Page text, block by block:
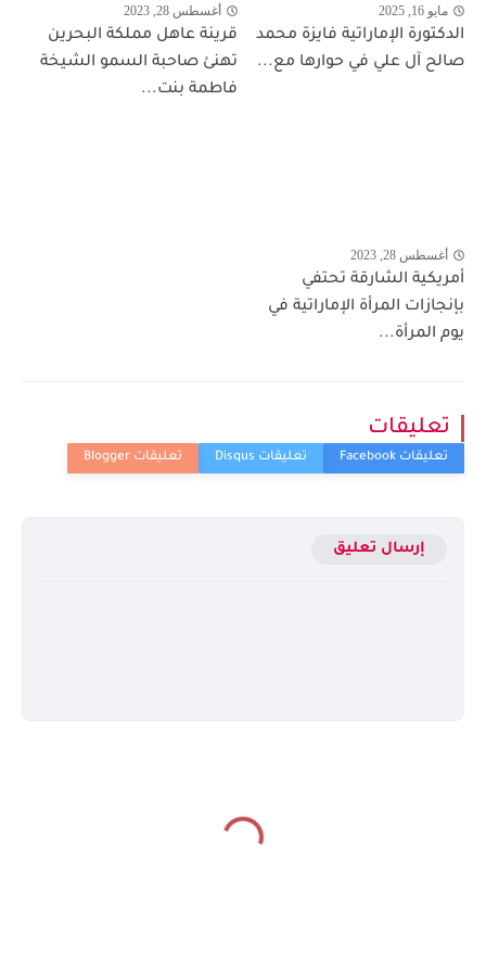
مايو 16, 2025
الدكتورة الإماراتية فايزة محمد
صالح آل علي في حوارها مع...
أغسطس 28, 2023
قرينة عاهل مملكة البحرين
تهنئ صاحبة السمو الشيخة
فاطمة بنت...
أغسطس 28, 2023
أمريكية الشارقة تحتفي
بإنجازات المرأة الإماراتية في
يوم المرأة...
تعليقات
إرسال تعليق